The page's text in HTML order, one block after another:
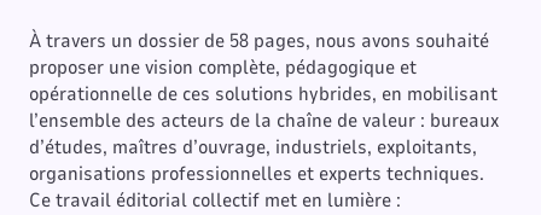
À travers un dossier de 58 pages, nous avons souhaité
proposer une vision complète, pédagogique et
opérationnelle de ces solutions hybrides, en mobilisant
l’ensemble des acteurs de la chaîne de valeur : bureaux
d’études, maîtres d’ouvrage, industriels, exploitants,
organisations professionnelles et experts techniques.
Ce travail éditorial collectif met en lumière :